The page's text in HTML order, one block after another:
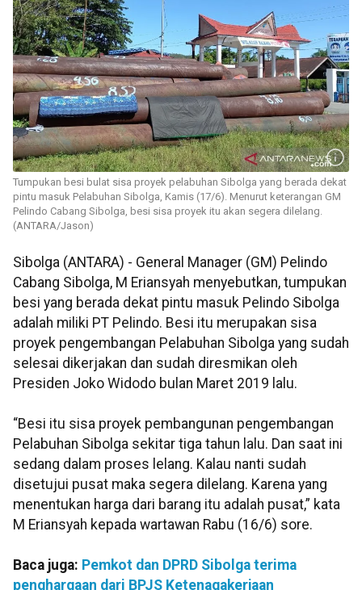
Tumpukan besi bulat sisa proyek pelabuhan Sibolga yang berada dekat
pintu masuk Pelabuhan Sibolga, Kamis (17/6). Menurut keterangan GM
Pelindo Cabang Sibolga, besi sisa proyek itu akan segera dilelang.
(ANTARA/Jason)
Sibolga (ANTARA) - General Manager (GM) Pelindo
Cabang Sibolga, M Eriansyah menyebutkan, tumpukan
besi yang berada dekat pintu masuk Pelindo Sibolga
adalah miliki PT Pelindo. Besi itu merupakan sisa
proyek pengembangan Pelabuhan Sibolga yang sudah
selesai dikerjakan dan sudah diresmikan oleh
Presiden Joko Widodo bulan Maret 2019 lalu.
“Besi itu sisa proyek pembangunan pengembangan
Pelabuhan Sibolga sekitar tiga tahun lalu. Dan saat ini
sedang dalam proses lelang. Kalau nanti sudah
disetujui pusat maka segera dilelang. Karena yang
menentukan harga dari barang itu adalah pusat,” kata
M Eriansyah kepada wartawan Rabu (16/6) sore.
Baca juga: Pemkot dan DPRD Sibolga terima
penghargaan dari BPJS Ketenagakerjaan